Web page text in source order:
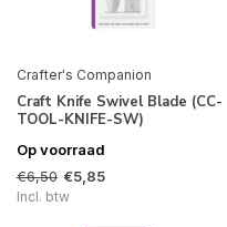
Crafter's Companion
Craft Knife Swivel Blade (CC-
TOOL-KNIFE-SW)
Op voorraad
€6,50 €5,85
Incl. btw